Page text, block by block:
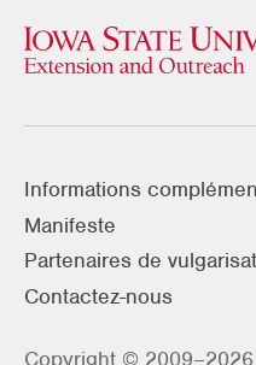
Informations
Manifeste
Partenaires de
Contactez-nous
Copyright © 2009–2026